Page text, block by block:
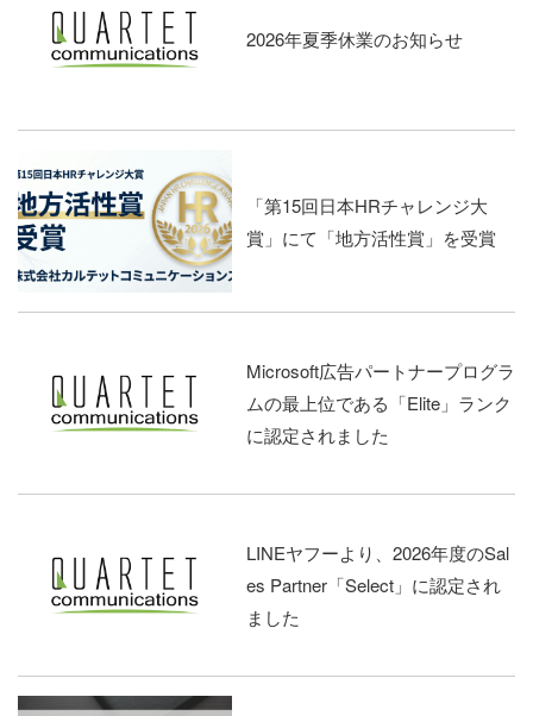
2026年夏季休業のお知らせ
「第15回日本HRチャレンジ大
賞」にて「地方活性賞」を受賞
Microsoft広告パートナープログラ
ムの最上位である「Elite」ランク
に認定されました
LINEヤフーより、2026年度のSal
es Partner「Select」に認定され
ました